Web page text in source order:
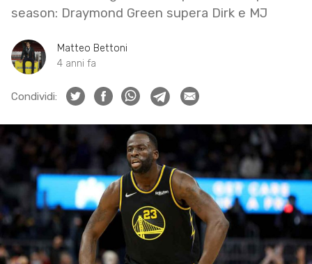
season: Draymond Green supera Dirk e MJ
Matteo Bettoni
4 anni fa
Condividi: